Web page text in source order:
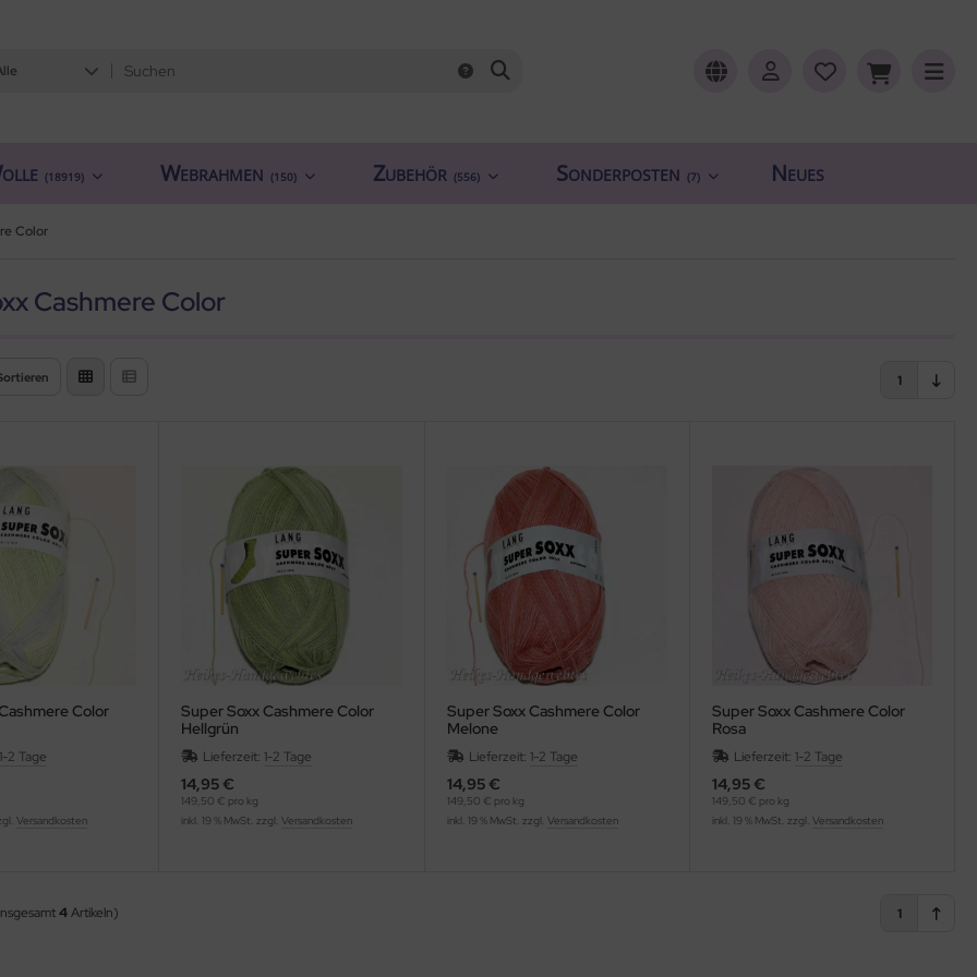
(18919) Webrahmen (150) Zubehör (556) Sonderposten (7) Neues
Color
Cashmere Color
1
Color
1-2 Tage
Versandkosten
Super Soxx Cashmere Color
Hellgrün
Lieferzeit:1-2 Tage
14,95 €
149,50 € pro kg
inkl. 19 % MwSt. zzgl.Versandkosten
Super Soxx Cashmere Color
Melone
Lieferzeit: 1-2 Tage
14,95 €
149,50 € pro kg
inkl. 19 % MwSt. zzgl. Versandkosten
Super Soxx Cashmere Color
Rosa
Lieferzeit: 1-2 Tage
14,95 €
149,50 € pro kg
inkl. 19 % MwSt. zzgl. Versandkosten
4Artikeln) 1